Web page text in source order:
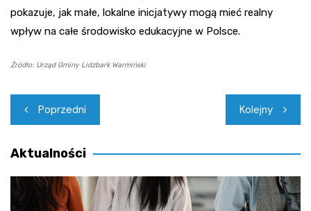
pokazuje, jak małe, lokalne inicjatywy mogą mieć realny
wpływ na całe środowisko edukacyjne w Polsce.
Źródło: Urząd Gminy Lidzbark Warmiński
Nawigacja
wpisu
Poprzedni Kolejny
Aktualności